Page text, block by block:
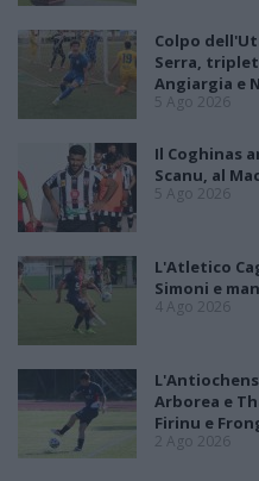
Colpo
Serra,
Angiargia e
5 Ago 2026
Il Coghinas
Scanu, al
5 Ago 2026
L'Atletico
Simoni e
4 Ago 2026
Arborea e
Firinu e
2 Ago 2026